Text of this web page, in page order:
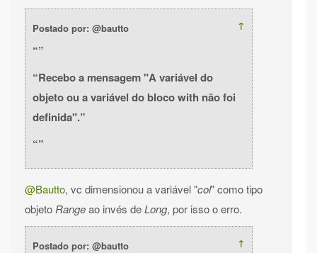
Postado por: @bautto ↑
Recebo a mensagem "A variável do
objeto ou a variável do bloco with não foi
definida".
@Bautto, vc dimensionou a variável "col" como tipo
objeto Rangeao invés deLong, por isso o erro.
Postado por: @bautto ↑